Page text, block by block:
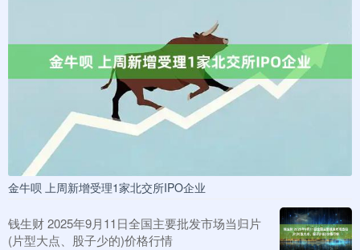
金牛呗 上周新增受理1家北交所IPO企业
钱生财 2025年9月11日全国主要批发市场当归片
(片型大点、股子少的)价格行情